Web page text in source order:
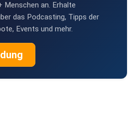
Menschen an. Erhalte
das Podcasting, Tipps der
Events und mehr.